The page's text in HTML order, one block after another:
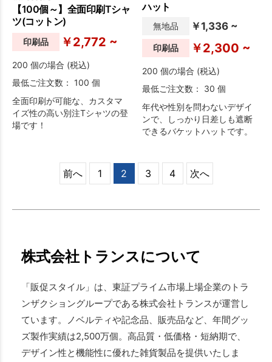
【100個～】全面印刷Tシャ
ツ(コットン)
印刷品 ￥2,772 ~
200 個の場合 (税込)
最低ご注文数： 100 個
全面印刷が可能な、カスタマ
イズ性の高い別注Tシャツの登
場です！
ハット
無地品 ￥1,336 ~
印刷品 ￥2,300 ~
200 個の場合 (税込)
最低ご注文数： 30 個
年代や性別を問わないデザイ
ンで、しっかり日差しも遮断
できるバケットハットです。
前へ 1 2 3 4 次へ
株式会社トランスについて
「販促スタイル」は、東証プライム市場上場企業のトラ
ンザクショングループである株式会社トランスが運営し
ています。ノベルティや記念品、販売品など、年間グッ
ズ製作実績は2,500万個。高品質・低価格・短納期で、
デザイン性と機能性に優れた雑貨製品を提供いたしま